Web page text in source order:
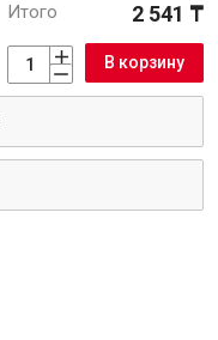
Итого 2 541 ₸
В корзину